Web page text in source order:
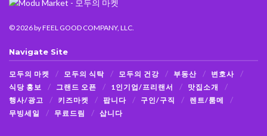
© 2026by FEEL GOOD COMPANY, LLC.
Navigate Site
모두의 마켓 모두의 식탁 모두의 건강 부동산
변호사
식당 홍보
그랜드 오픈 1인기업/프리랜서
맛집소개
행사/광고
키즈마켓 팝니다 구인/구직
렌트/룸메
무빙세일
무료드림 삽니다